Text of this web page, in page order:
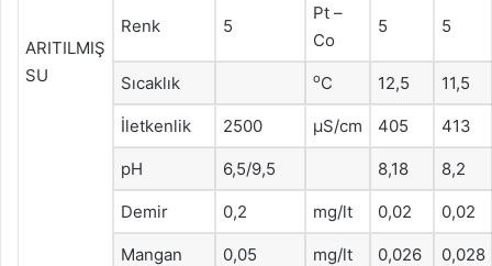
ARITILMIŞ
SU
Renk 5
Pt –
Co
5 5
Sıcaklık oC 12,5 11,5
İletkenlik 2500 μS/cm 405 413
pH 6,5/9,5 8,18 8,2
Demir 0,2 mg/lt 0,02 0,02
Mangan 0,05 mg/lt 0,026 0,028